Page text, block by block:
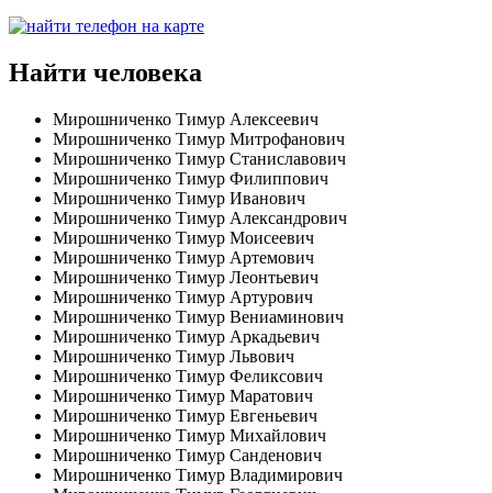
Найти человека
Мирошниченко Тимур Алексеевич
Мирошниченко Тимур Митрофанович
Мирошниченко Тимур Станиславович
Мирошниченко Тимур Филиппович
Мирошниченко Тимур Иванович
Мирошниченко Тимур Александрович
Мирошниченко Тимур Моисеевич
Мирошниченко Тимур Артемович
Мирошниченко Тимур Леонтьевич
Мирошниченко Тимур Артурович
Мирошниченко Тимур Вениаминович
Мирошниченко Тимур Аркадьевич
Мирошниченко Тимур Львович
Мирошниченко Тимур Феликсович
Мирошниченко Тимур Маратович
Мирошниченко Тимур Евгеньевич
Мирошниченко Тимур Михайлович
Мирошниченко Тимур Санденович
Мирошниченко Тимур Владимирович